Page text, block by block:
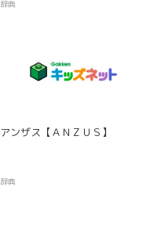
辞典
アンザス【ＡＮＺＵＳ】
辞典